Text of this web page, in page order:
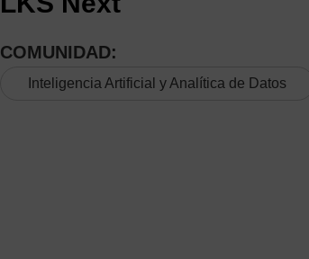
COMUNIDAD:
Inteligencia Artificial y Analítica de Datos